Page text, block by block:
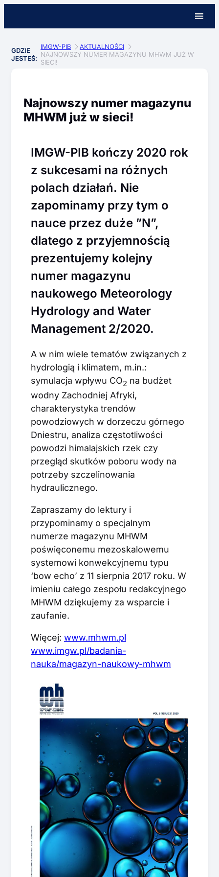
GDZIE
JESTEŚ:
IMGW-PIB
AKTUALNOŚCI
NAJNOWSZY NUMER MAGAZYNU MHWM JUŻ W
SIECI!
Najnowszy numer magazynu
MHWM już w sieci!
IMGW-PIB kończy 2020 rok
z sukcesami na różnych
polach działań. Nie
zapominamy przy tym o
nauce przez duże ”N”,
dlatego z przyjemnością
prezentujemy kolejny
numer magazynu
naukowego Meteorology
Hydrology and Water
Management 2/2020.
A w nim wiele tematów związanych z
hydrologią i klimatem, m.in.:
symulacja wpływu CO2 na budżet
wodny Zachodniej Afryki,
charakterystyka trendów
powodziowych w dorzeczu górnego
Dniestru, analiza częstotliwości
powodzi himalajskich rzek czy
przegląd skutków poboru wody na
potrzeby szczelinowania
hydraulicznego.
Zapraszamy do lektury i
przypominamy o specjalnym
numerze magazynu MHWM
poświęconemu mezoskalowemu
systemowi konwekcyjnemu typu
‘bow echo’ z 11 sierpnia 2017 roku. W
imieniu całego zespołu redakcyjnego
MHWM dziękujemy za wsparcie i
zaufanie.
Więcej: www.mhwm.pl
www.imgw.pl/badania-
nauka/magazyn-naukowy-mhwm